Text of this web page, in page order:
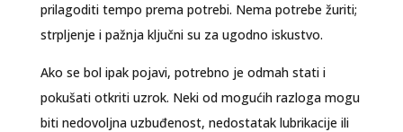
prilagoditi tempo prema potrebi. Nema potrebe žuriti;
strpljenje i pažnja ključni su za ugodno iskustvo.
Ako se bol ipak pojavi, potrebno je odmah stati i
pokušati otkriti uzrok. Neki od mogućih razloga mogu
biti nedovoljna uzbuđenost, nedostatak lubrikacije ili